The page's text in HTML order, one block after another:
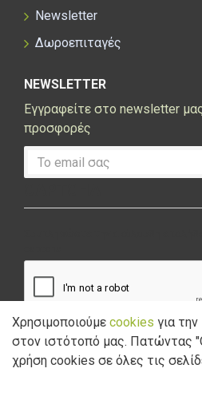
Newsletter
Δωροεπιταγές
NEWSLETTER
Εγγραφείτε στο newsletter
προσφορές
Έχω διαβάσει και αποδέχομαι
Χρησιμοποιούμε cookies για
στον ιστότοπό μας. Πατώντας
χρήση cookies σε όλες τις